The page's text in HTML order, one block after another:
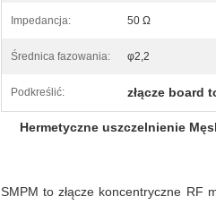
Impedancja: 50 Ω
Średnica fazowania: φ2,2
Podkreślić: złącze board
Hermetyczne uszczelnienie
SMPM to złącze koncentryczne RF